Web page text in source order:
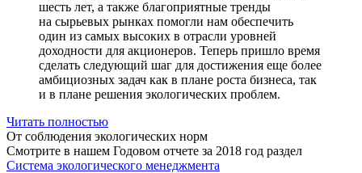
шесть лет, а также благоприятные тренды
на сырьевых рынках помогли нам обеспечить
один из самых высоких в отрасли уровней
доходности для акционеров. Теперь пришло время
сделать следующий шаг для достижения еще более
амбициозных задач как в плане роста бизнеса, так
и в плане решения экологических проблем.
Читать полностью
От соблюдения экологических норм
Смотрите в нашем Годовом отчете за 2018 год раздел
Система экологического менеджмента